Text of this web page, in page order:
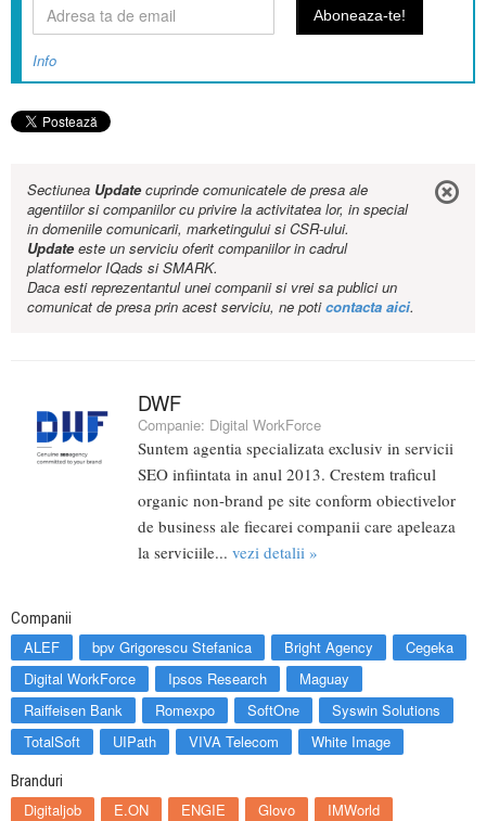
Info
Sectiunea Updatecuprinde comunicatele de presa ale
agentiilor si companiilor cu privire la activitatea lor, in special
in domeniile comunicarii, marketingului si CSR-ului.
Updateeste un serviciu oferit companiilor in cadrul
platformelor IQads si SMARK.
Daca esti reprezentantul unei companii si vrei sa publici un
comunicat de presa prin acest serviciu, ne poticontacta aici.
DWF
Companie: Digital WorkForce
Suntem agentia specializata exclusiv in servicii
SEO infiintata in anul 2013. Crestem traficul
organic non-brand pe site conform obiectivelor
de business ale fiecarei companii care apeleaza
la serviciile... vezi detalii »
Companii
ALEF bpv Grigorescu Stefanica Bright Agency
Cegeka
Digital WorkForce
Ipsos Research
Maguay
Raiffeisen Bank
Romexpo SoftOne
Syswin Solutions
TotalSoft
UIPath VIVA Telecom White Image
Branduri
Digitaljob E.ON ENGIE Glovo
IMWorld